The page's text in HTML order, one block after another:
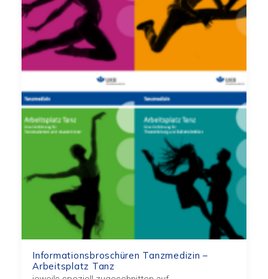
Informationsbroschüren Tanzmedizin –
Arbeitsplatz Tanz